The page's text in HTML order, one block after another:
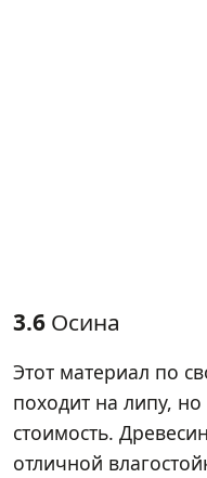
3.6 Осина
Этот материал по
походит на липу,
стоимость.
отличной